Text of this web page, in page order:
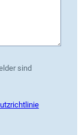
sind